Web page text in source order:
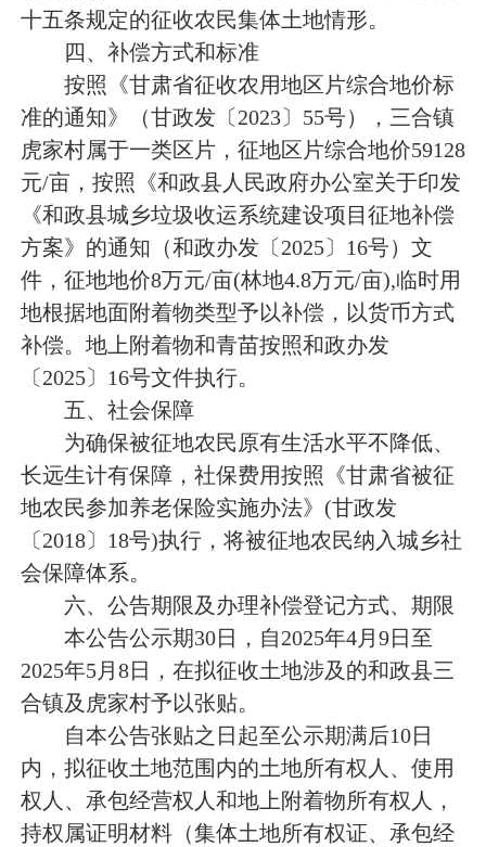
十五条规定的征收农民集体土地情形。
四、补偿方式和标准
按照《甘肃省征收农用地区片综合地价标
准的通知》（甘政发〔 2023〕55号），三合镇
虎家村属于一类区片，征地区片综合地价59128
元/亩，按照《和政县人民政府办公室关于印发
《和政县城乡垃圾收运系统建设项目 征地补偿
方案》的通知（和政办发〔 2025〕16号）文
件，征地地价8万元/亩(林地4.8万元/亩),临时用
地根据地面附着物类型予以补偿，以货币方式
补偿。地上附着物和青苗按照和政办发
〔2025〕16号文件执行。
五、 社会保障
为确保被征地农民原有生活水平不降低、
长远生计有保障，社保费用按照《甘肃省被征
地农民参加养老保险实施办法》 (甘政发
〔2018〕18号)执行，将被征地农民纳入城乡社
会保障体系。
六、公告期限及办理补偿登记方式、期限
本公告公示期30日，自2025年4月9日至
2025年5月8日，在拟征收土地涉及的和政县三
合镇及虎家村予以张贴。
自本公告张贴之日起至公示期满后10日
内，拟征收土地范围内的土地所有权人、使用
权人、承包经营权人和地上附着物所有权人，
持权属证明材料（集体土地所有权证、承包经